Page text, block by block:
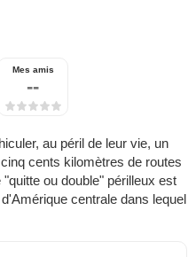
Mes amis
--
au péril de leur vie, un
cents kilomètres de routes
ou double" périlleux est
centrale dans lequel